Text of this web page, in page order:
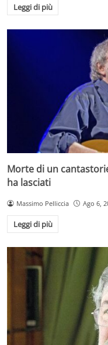
Leggi di più
Morte di un
ha lasciati
Massimo Pelliccia Ago 6,
Leggi di più